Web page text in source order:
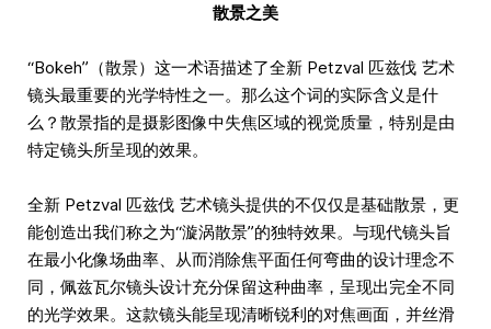
散景之美
“Bokeh”（散景）这一术语描述了全新 Petzval 匹兹伐 艺术
镜头最重要的光学特性之一。那么这个词的实际含义是什
么？散景指的是摄影图像中失焦区域的视觉质量，特别是由
特定镜头所呈现的效果。
全新 Petzval 匹兹伐 艺术镜头提供的不仅仅是基础散景，更
能创造出我们称之为“漩涡散景”的独特效果。与现代镜头旨
在最小化像场曲率、从而消除焦平面任何弯曲的设计理念不
同，佩兹瓦尔镜头设计充分保留这种曲率，呈现出完全不同
的光学效果。这款镜头能呈现清晰锐利的对焦画面，并丝滑